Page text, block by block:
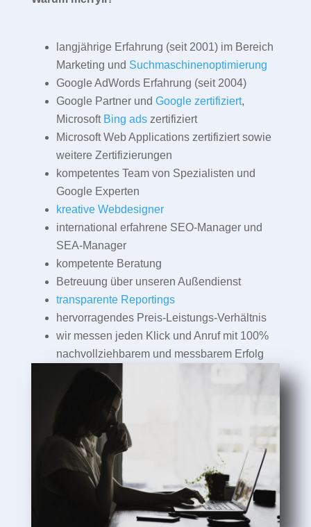
langjährige Erfahrung (seit 2001) im Bereich
Marketing und Suchmaschinenoptimierung
Google AdWords Erfahrung (seit 2004)
Google Partner und Google zertifiziert,
Microsoft Bing adszertifiziert
Microsoft Web Applications zertifiziert sowie
weitere Zertifizierungen
kompetentes Team von Spezialisten und
Google Experten
kreative Webdesigner
international erfahrene SEO-Manager und
SEA-Manager
kompetente Beratung
Betreuung über unseren Außendienst
transparente Reportings
hervorragendes Preis-Leistungs-Verhältnis
wir messen jeden Klick und Anruf mit 100%
nachvollziehbarem und messbarem Erfolg